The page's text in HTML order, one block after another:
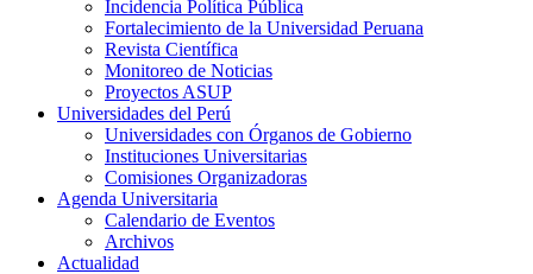
Incidencia Política Pública
Fortalecimiento de la Universidad Peruana
Revista Científica
Monitoreo de Noticias
Proyectos ASUP
Universidades del Perú
Universidades con Órganos de Gobierno
Instituciones Universitarias
Comisiones Organizadoras
Agenda Universitaria
Calendario de Eventos
Archivos
Actualidad